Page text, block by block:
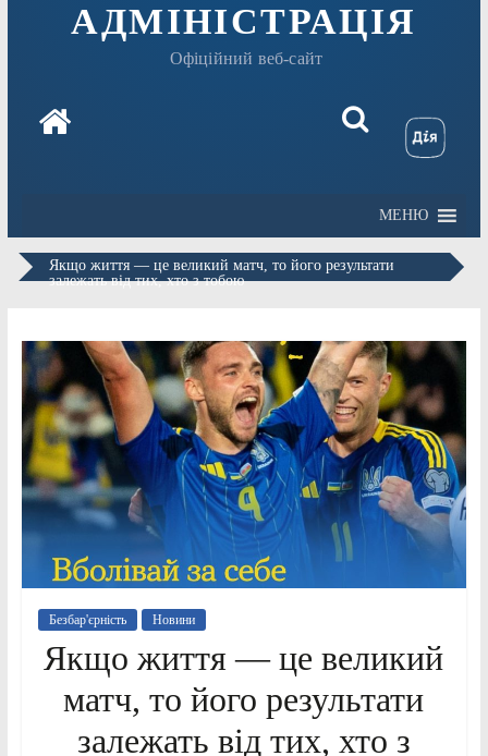
АДМІНІСТРАЦІЯ
Офіційний веб-сайт
МЕНЮ
Якщо життя — це великий матч, то його результати
залежать від тих, хто з тобою
Безбар'єрність Новини
Якщо життя — це великий
матч, то його результати
залежать від тих, хто з